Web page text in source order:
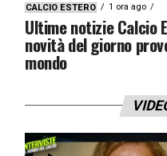
CALCIO ESTERO 1 ora ago
Ultime notizie Calcio
novità del giorno
mondo